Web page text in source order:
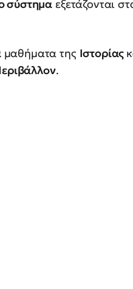
σύστημα εξετάζονται
μαθήματα της Ιστορίας
.